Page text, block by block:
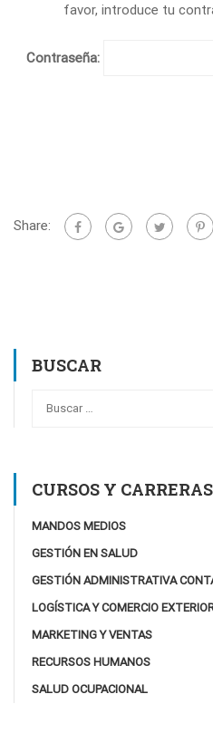
favor, introduce tu
Contraseña:
Share:
BUSCAR
CURSOS Y CARRERAS
MANDOS MEDIOS
GESTIÓN EN SALUD
GESTIÓN ADMINISTRATIVA
LOGÍSTICA Y COMERCIO
MARKETING Y VENTAS
RECURSOS HUMANOS
SALUD OCUPACIONAL